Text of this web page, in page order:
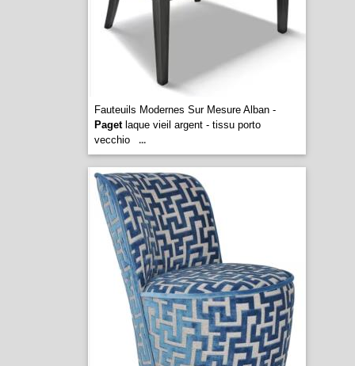
Fauteuils Modernes Sur Mesure Alban -
Pagetlaque vieil argent - tissu porto
vecchio
...